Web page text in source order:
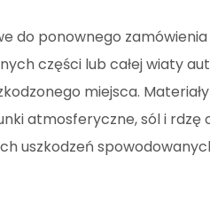
do ponownego
części lub całej wiaty
miejsca.
atmosferyczne, sól i rdzę
uszkodzeń